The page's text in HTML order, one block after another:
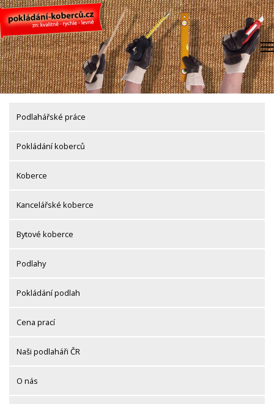
Skip
to
content
Podlahářské práce
Pokládání koberců
Koberce
Kancelářské koberce
Bytové koberce
Podlahy
Pokládání podlah
Cena prací
Naši podlaháři ČR
O nás